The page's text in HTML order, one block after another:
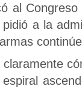
al
a la
claramente